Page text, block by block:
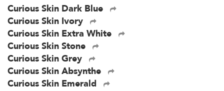
Curious Skin Dark Blue
Curious Skin Ivory
Curious Skin Extra White
Curious Skin Stone
Curious Skin Grey
Curious Skin Absynthe
Curious Skin Emerald